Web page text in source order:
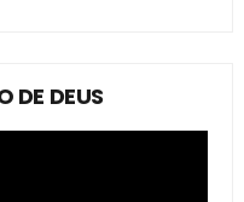
DE DEUS